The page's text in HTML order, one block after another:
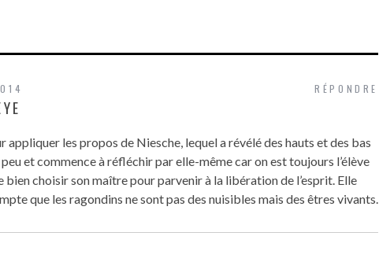
RÉPONDRE
appliquer les propos de Niesche, lequel a révélé des hauts et des bas
peu et commence à réfléchir par elle-même car on est toujours l’élève
bien choisir son maître pour parvenir à la libération de l’esprit. Elle
que les ragondins ne sont pas des nuisibles mais des êtres vivants.